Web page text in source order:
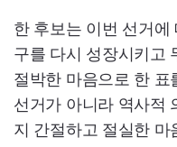
한 후보는 이번 선거에
구를 다시 성장시키고
절박한 마음으로 한 표
선거가 아니라 역사적
지 간절하고 절실한 마